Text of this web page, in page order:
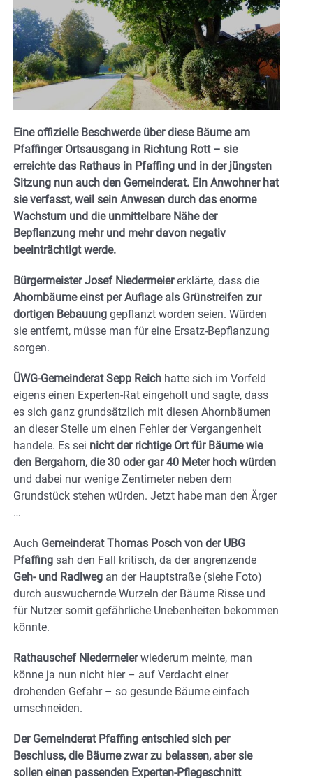
Eine offizielle Beschwerde über diese Bäume am
Pfaffinger Ortsausgang in Richtung Rott – sie
erreichte das Rathaus in Pfaffing und in der jüngsten
Sitzung nun auch den Gemeinderat. Ein Anwohner hat
sie verfasst, weil sein Anwesen durch das enorme
Wachstum und die unmittelbare Nähe der
Bepflanzung mehr und mehr davon negativ
beeinträchtigt werde.
Bürgermeister Josef Niedermeiererklärte, dass die
Ahornbäume einst per Auflage als Grünstreifen zur
dortigen Bebauung gepflanzt worden seien. Würden
sie entfernt, müsse man für eine Ersatz-Bepflanzung
sorgen.
ÜWG-Gemeinderat Sepp Reich hatte sich im Vorfeld
eigens einen Experten-Rat eingeholt und sagte, dass
es sich ganz grundsätzlich mit diesen Ahornbäumen
an dieser Stelle um einen Fehler der Vergangenheit
handele. Es sei nicht der richtige Ort für Bäume wie
den Bergahorn, die 30 oder gar 40 Meter hoch würden
und dabei nur wenige Zentimeter neben dem
Grundstück stehen würden. Jetzt habe man den Ärger
…
Auch Gemeinderat Thomas Posch von der UBG
Pfaffing sah den Fall kritisch, da der angrenzende
Geh- und Radlweg an der Hauptstraße (siehe Foto)
durch auswuchernde Wurzeln der Bäume Risse und
für Nutzer somit gefährliche Unebenheiten bekommen
könnte.
Rathauschef Niedermeierwiederum meinte, man
könne ja nun nicht hier – auf Verdacht einer
drohenden Gefahr – so gesunde Bäume einfach
umschneiden.
Der Gemeinderat Pfaffing entschied sich per
Beschluss, die Bäume zwar zu belassen, aber sie
sollen einen passenden Experten-Pflegeschnitt